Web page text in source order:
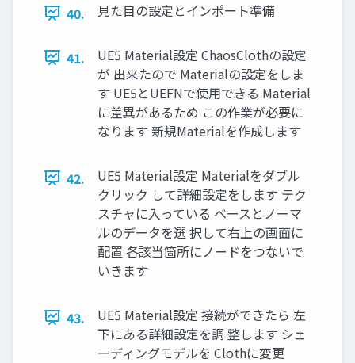
40. 見た目の設定とインポート準備
41.
UE5 Material設定 ChaosClothの設定
が 出来たので Materialの設定をしま
す UE5とUEFNで使用できる Material
に差異があるため この作業が必要に
なります 新規Materialを作成します
42.
UE5 Material設定 Materialをダブル
クリック して詳細設定をします テク
スチャに入っている ベースとノーマ
ルのデータを選 択して右上の画面に
配置 各該当箇所にノードをつないで
いきます
43.
UE5 Material設定 接続ができたら 左
下にある詳細設定を調 整します シェ
ーディングモデルを Clothに変更